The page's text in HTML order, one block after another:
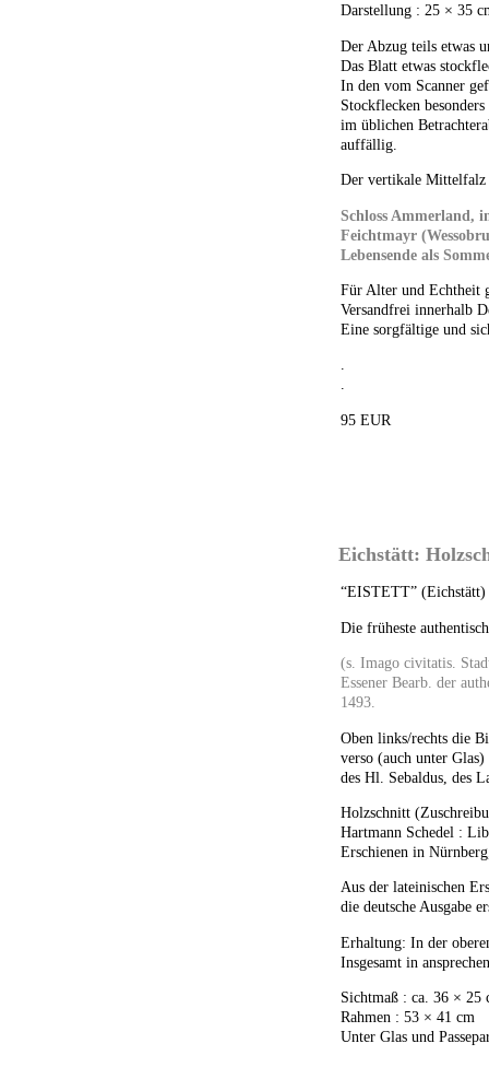
Darstellung : 25 × 35
Der Abzug teils etwas
Das Blatt etwas
In den vom Scanner
Stockflecken
im üblichen
auffällig.
Der vertikale
Schloss Ammerland,
Feichtmayr
Lebensende als
Für Alter und Echtheit
Versandfrei innerhalb
Eine sorgfältige und
.
.
95 EUR
Eichstätt:
“EISTETT” (Eichstätt)
Die früheste
(s. Imago civitatis.
Essener Bearb. der
1493.
Oben links/rechts die
verso (auch unter
des Hl. Sebaldus, des
Holzschnitt
Hartmann Schedel :
Erschienen in
Aus der lateinischen
die deutsche Ausgabe
Erhaltung: In der
Insgesamt in
Sichtmaß : ca. 36 × 25
Rahmen : 53 × 41 cm
Unter Glas und